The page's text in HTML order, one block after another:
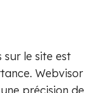
sur le site est
Webvisor